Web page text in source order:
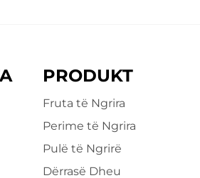
PRODUKT
Fruta të Ngrira
Perime të Ngrira
Pulë të Ngrirë
Dërrasë Dheu